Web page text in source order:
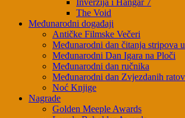
Inverzija i Hangar 7
The Void
Međunarodni događaji
Antičke Filmske Večeri
Međunarodni dan čitanja stripova
Međunarodni Dan Igara na Ploči
Međunarodni dan ručnika
Međunarodni dan Zvjezdanih
Noć Knjige
Nagrade
Golden Meeple Awards